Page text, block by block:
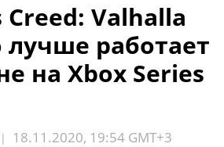
Creed: Valhalla
лучше работает
на Xbox Series
| 18.11.2020, 19:54 GMT+3